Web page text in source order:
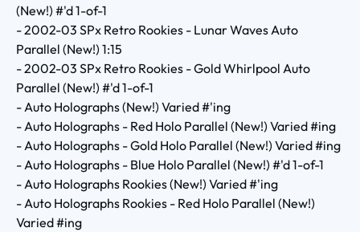
(New!) #'d 1-of-1
- 2002-03 SPx Retro Rookies - Lunar Waves Auto
Parallel (New!) 1:15
- 2002-03 SPx Retro Rookies - Gold Whirlpool Auto
Parallel (New!) #'d 1-of-1
- Auto Holographs (New!) Varied #'ing
- Auto Holographs - Red Holo Parallel (New!) Varied #ing
- Auto Holographs - Gold Holo Parallel (New!) Varied #ing
- Auto Holographs - Blue Holo Parallel (New!) #'d 1-of-1
- Auto Holographs Rookies (New!) Varied #'ing
- Auto Holographs Rookies - Red Holo Parallel (New!)
Varied #ing